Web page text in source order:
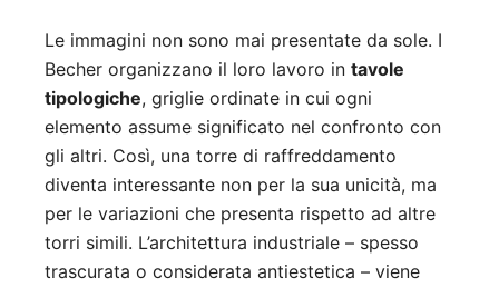
Le immagini non sono mai presentate da sole. I
Becher organizzano il loro lavoro in tavole
tipologiche, griglie ordinate in cui ogni
elemento assume significato nel confronto con
gli altri. Così, una torre di raffreddamento
diventa interessante non per la sua unicità, ma
per le variazioni che presenta rispetto ad altre
torri simili. L’architettura industriale – spesso
trascurata o considerata antiestetica – viene